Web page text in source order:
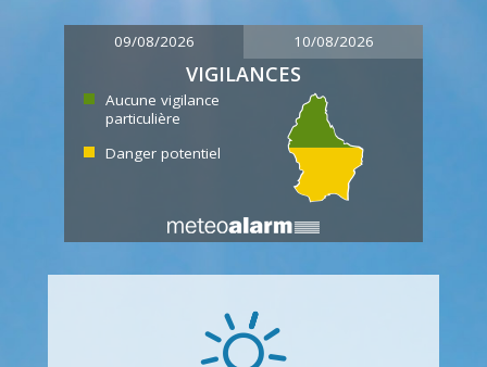
09/08/2026 10/08/2026
VIGILANCES
Aucune vigilance
particulière
Danger potentiel